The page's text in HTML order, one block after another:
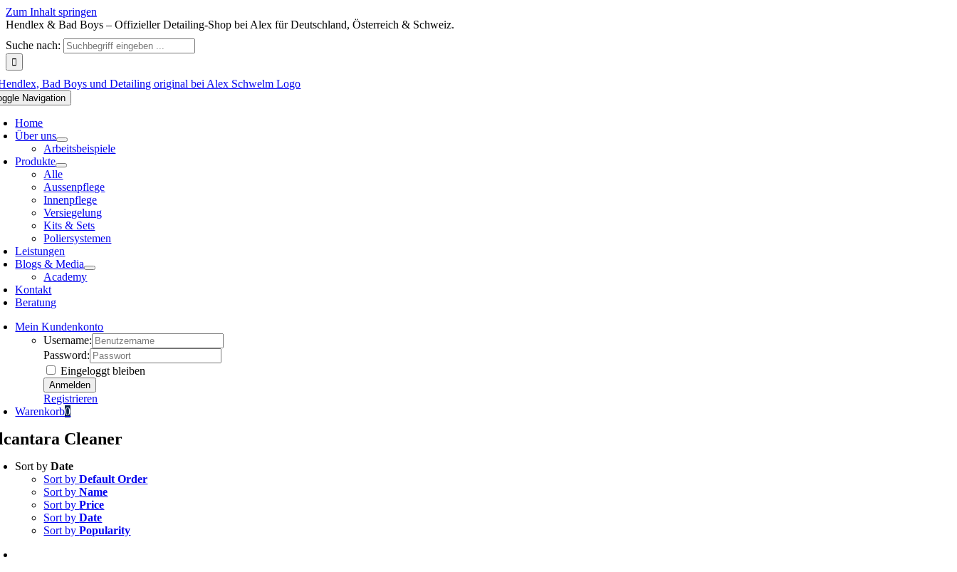
Zum Inhalt springen
Hendlex & Bad Boys – Offizieller Detailing-Shop bei Alex für Deutschland, Österreich & Schweiz.
Suche nach:
Navigation
Home
Über uns
Arbeitsbeispiele
Produkte
Alle
Aussenpflege
Innenpflege
Versiegelung
Kits & Sets
Poliersystemen
Leistungen
Blogs & Media
Academy
Kontakt
Beratung
Mein Kundenkonto
Username:
Password:
Eingeloggt bleiben
Registrieren
Warenkorb0
Cleaner
Sort byDate
Sort byDefault Order
Sort byName
Sort byPrice
Sort byDate
Sort byPopularity